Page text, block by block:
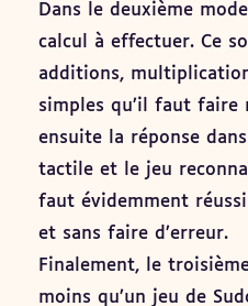
Dans le deuxième
calcul à effectuer. Ce
additions,
simples qu’il faut faire
ensuite la réponse
tactile et le jeu
faut évidemment
et sans faire d’erreur.
Finalement, le
moins qu’un jeu de